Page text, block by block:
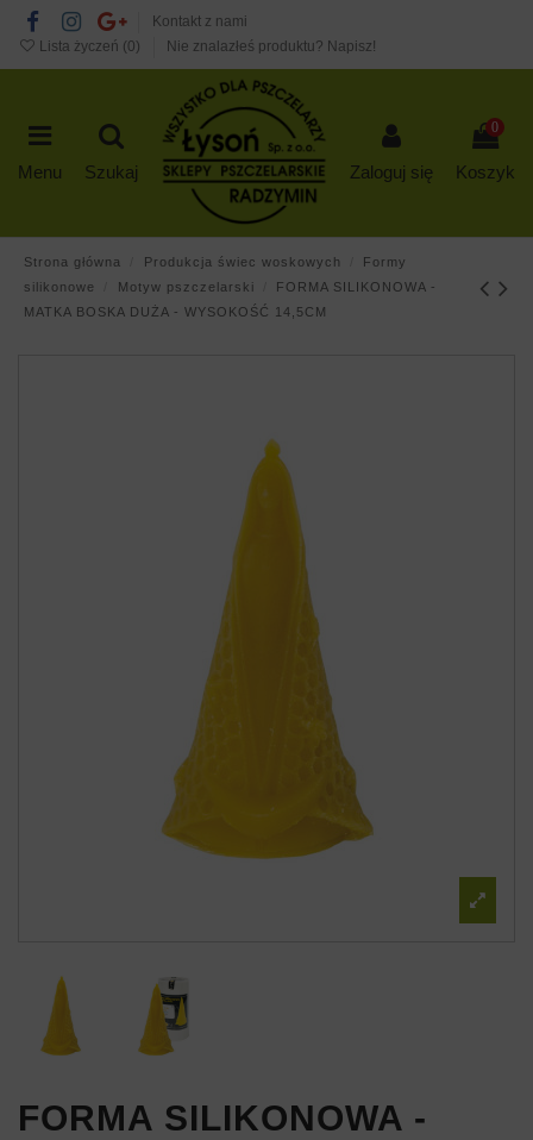
Kontakt z nami
Lista życzeń (0) Nie znalazłeś produktu? Napisz!
Menu Szukaj Zaloguj się
0
Koszyk
Strona główna Produkcja świec woskowych
Formy
silikonowe
Motyw pszczelarski
FORMA SILIKONOWA -
MATKA BOSKA DUŻA - WYSOKOŚĆ 14,5CM
FORMA SILIKONOWA -